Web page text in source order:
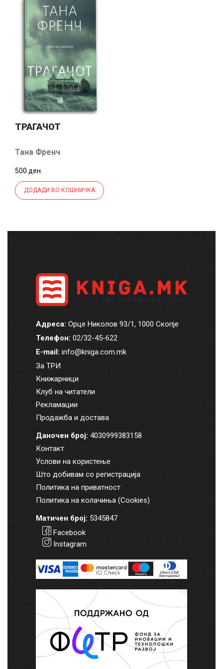
ТРАГАЧОТ
Тана Френч
500 ден.
ДОДАДИ ВО КОШНИЧКА
Адреса: Орце Николов 93/1, 1000 Скопје
Телефон: 02/32-45-622
E-mail: info@kniga.com.mk
За ТРИ
Книжарници
Клуб на читатели
Рекламации
Продажба и достава
Даночен број: 4030999383158
Контакт
Услови на користење
Што добивам со регистрација
Политика на приватност
Политика на колачиња (Cookies)
Матичен број: 5345847
Facebook
Instagram